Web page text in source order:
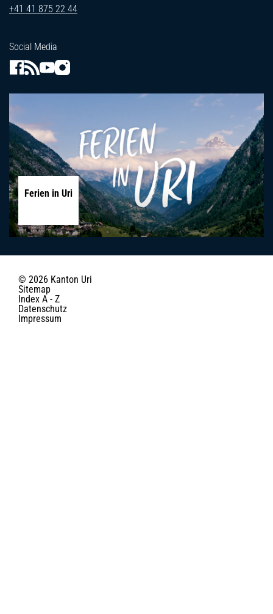
+41 41 875 22 44
Social Media
Ferien in Uri
© 2026 Kanton Uri
Toolbar
Sitemap
Index A - Z
Datenschutz
Impressum